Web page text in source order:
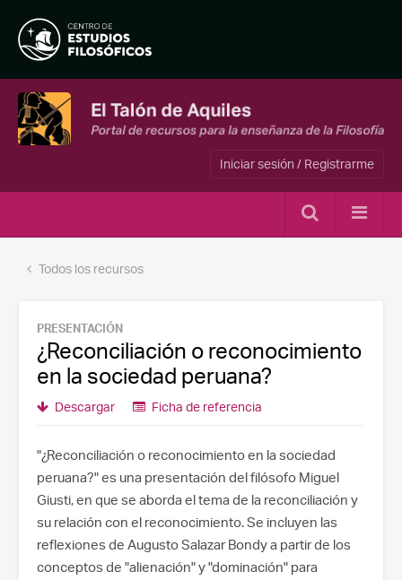
Iniciar sesión / Registrarme
Todos los recursos
PRESENTACIÓN
¿Reconciliación o reconocimiento
en la sociedad peruana?
Descargar Ficha de referencia
"¿Reconciliación o reconocimiento en la sociedad
peruana?" es una presentación del filósofo Miguel
Giusti, en que se aborda el tema de la reconciliación y
su relación con el reconocimiento. Se incluyen las
reflexiones de Augusto Salazar Bondy a partir de los
conceptos de "alienación" y "dominación" para